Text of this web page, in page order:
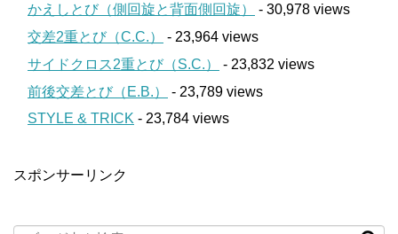
かえしとび（側回旋と背面側回旋）
- 30,978 views
交差2重とび（C.C.）
- 23,964 views
サイドクロス2重とび（S.C.）
- 23,832 views
前後交差とび（E.B.）
- 23,789 views
STYLE & TRICK - 23,784 views
スポンサーリンク